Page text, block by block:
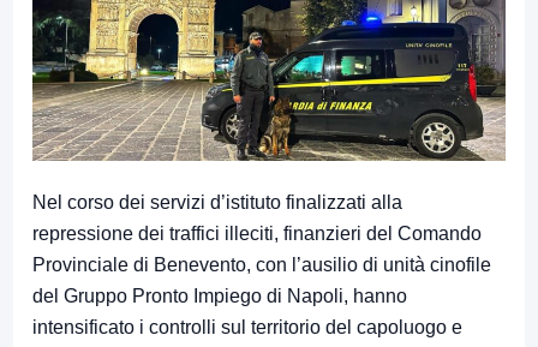
Nel corso dei servizi d’istituto finalizzati alla
repressione dei traffici illeciti, finanzieri del Comando
Provinciale di Benevento, con l’ausilio di unità cinofile
del Gruppo Pronto Impiego di Napoli, hanno
intensificato i controlli sul territorio del capoluogo e